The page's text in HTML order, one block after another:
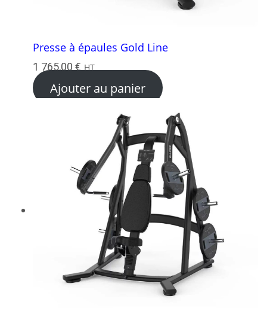
Presse à épaules Gold Line
1 765,00 € HT
Ajouter au panier